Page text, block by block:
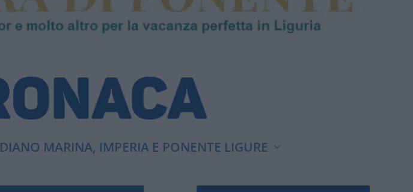
DIANO MARINA, IMPERIA E PONENTE LIGURE